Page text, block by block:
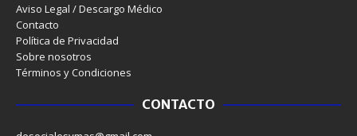
Aviso Legal / Descargo Médico
Contacto
Política de Privacidad
Sobre nosotros
Términos y Condiciones
CONTACTO